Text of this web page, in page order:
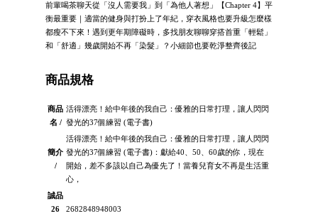
前輩喝茶聊天從「沒人需要我」到「為他人著想」【Chapter 4】平
衡最重要｜適當的健身與打扮上了年紀，穿衣風格也要升級怎麼樣
都瘦不下來！遇到更年期障礙時，多找朋友聊聊穿搭首重「輕鬆」
和「舒適」幾歲開始不再「染髮」？小細節也要乾淨整齊後記
商品規格
商品
名 /
活得漂亮！給中年後的我自己：優雅的日常打理，讓人閃閃
發光的37個練習 (電子書)
簡介
/
活得漂亮！給中年後的我自己：優雅的日常打理，讓人閃閃
發光的37個練習 (電子書)：獻給40、50、60歲的你，現在
開始，差不多該以自己為優先了！當養兒育女不再是生活重
心，
誠品
26
2682848948003